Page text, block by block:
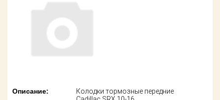
Доставка
Описание:
Колодки тормозные передние